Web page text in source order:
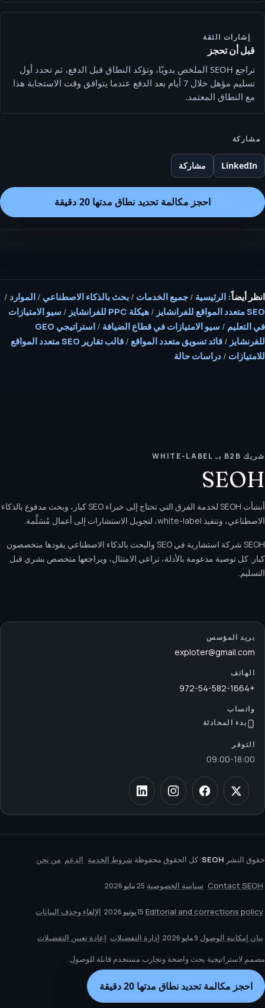
إشارات الثقة
قبل أن تحجز
تراجع SEOH الملخص يدويًا، وتؤكد النطاق قبل الدفع، ثم تحدد أول
تسليم مؤهل خلال 7 أيام بعد الدفع عندما يتوافق وقت الاستجابة هذا
مع النطاق المعتمد.
مشاركة
LinkedIn مشاركة
احجز مكالمة تحديد نطاق مدتها 20 دقيقة
انظر أيضاً: الرئيسية / جميع الخدمات / بحث بالذكاء الاصطناعي / الموارد /
SEO متعدد المواقع للفرانشايز
/ هيكلة PPC للفرانشايز / سيو الامتيازات
في التعليم / سيو الامتيازات في قطاع الضيافة /
استراتيجي GEO
للفرنشايز / قائد تسويق متعدد المواقع /
قالب تقارير SEO متعدد المواقع
للامتيازات / دراسات حالة
شريك B2B بـ WHITE-LABEL
SEOH
أنشأت SEOH لخدمة الفرق التي تحتاج إلى خبراء SEO كبار، وبحث مدفوع بالذكاء
الاصطناعي، وتنفيذ white-label، لتحويل الاستشارات إلى أعمال مُسَلَّمة.
SEOH شركة استشارية في SEO والبحث بالذكاء الاصطناعي يقودها متخصصون
كبار. كل توصية مدعومة بالأدلة، تراعي الامتثال، ويراجعها متخصص بشري قبل
التسليم.
بريد المؤسس
exploter@gmail.com
الهاتف
+972-54-582-1664
واتساب
بدء المحادثة
التوفر
09:00-18:00
حقوق النشر SEOH. كل الحقوق محفوظة شروط الخدمة الدعم من نحن
Contact SEOH سياسة الخصوصية 25 مايو 2026
Editorial and corrections policy 15 يونيو 2026 الإلغاء وحذف البيانات
بيان إمكانية الوصول 9 مايو 2026 إدارة التفضيلات إعادة تعيين التفضيلات
مصمم لاستراتيجية بحث واضحة وتجارب مستخدم قابلة للوصول.
احجز مكالمة تحديد نطاق مدتها 20 دقيقة